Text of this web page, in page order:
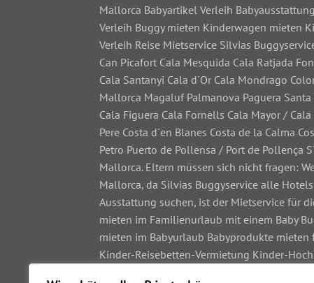
Mallorca Babyartikel Verleih
Verleih Buggy mieten Kinderwagen mieten
Verleih Reise Mietservice Silvias
Can Picafort Cala Mesquida Cala Ratjada
Cala Santanyi Cala d´Or Cala Mondrago
Mallorca Magaluf Palmanova Paguera
Cala Figuera Cala Fornells Cala Mayor /
Pere Costa d´en Blanes Costa de la Calma
Petro Puerto de Pollensa / Port de Pollença
Mallorca. Eltern müssen sich nicht fragen:
Mallorca, da Silvias Buggyservice alle
Ausstattung suchen, ist der Mietservice für
mieten im Familienurlaub mit einem Baby
mieten im Babyurlaub Babyprodukte
Kinder-Reisebetten-Vermietung Kinder-
Kinderwagen-Service Kinder-Reisebetten-